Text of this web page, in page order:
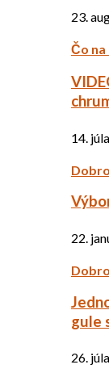
23.
Čo
14.
22.
gule
26.